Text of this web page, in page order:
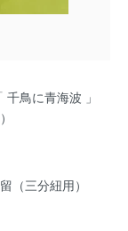
千鳥に青海波 」
（三分紐用）